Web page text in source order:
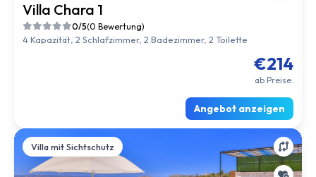
Villa Chara 1
0/5(0 Bewertung)
4 Kapazität, 2 Schlafzimmer, 2 Badezimmer, 2 Toilette
€214
ab Preise.
Angebot anzeigen
Villa mit Sichtschutz